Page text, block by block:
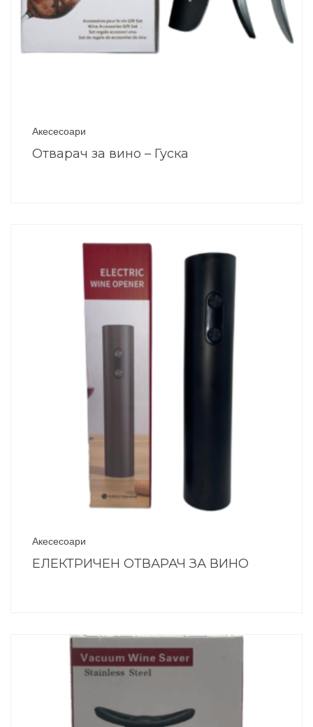
Акесесоари
Отварач за вино – Гуска
Акесесоари
ЕЛЕКТРИЧЕН ОТВАРАЧ ЗА ВИНО